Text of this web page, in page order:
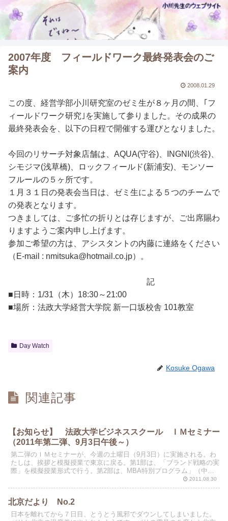
2007年度 フィールドワーク最終発表会のご
案内
2008.01.29
この度、経営学部小川研究室のゼミ生が８ヶ月の間、｢フ
ィールドワーク研究｣を実施して参りました。その成果の
最終発表会を、以下の日程で開催する運びとなりました。
今回のリサーチ対象店舗は、AQUA(守谷)、INGNI(渋谷)、
シモジマ(浅草橋)、ロックフィールド(新浦安)、モンソー
フルールの５ヶ所です。
１月３１日の発表会当日は、ゼミ生による５つのチームで
の発表となります。
つきましては、ご多忙の折りとは存じますが、ご出席賜わ
りますようご案内申し上げます。
参加ご希望の方は、アシスタントの内藤に連絡をください
（E-mail : nmitsuka@hotmail.co.jp）。
記
■日時：1/31（木）18:30～21:00
■場所：法政大学経営大学院 新一口坂校舎 101教室
Day Watch
Kosuke Ogawa
関連記事
【お知らせ】 法政大学ビジネススクール ＩＭセミナー
（2011年第二弾、9月3日午後～）
第二弾のＩＭセミナーが、今週の土曜日（9月3日）に実施される。わ
たしは、挨拶と模擬授業で東京に戻る。第1部は、「ブランド戦略の実
際」を模擬授業形式で行う。第2部は、MBA特別プログラム」（中小
2011.08.30
北京だより No.2
日本を離れてから７日目、とうとう風邪でダウンしてしまいました。